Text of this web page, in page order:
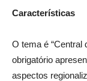
Características
O tema é “Central
obrigatório
aspectos